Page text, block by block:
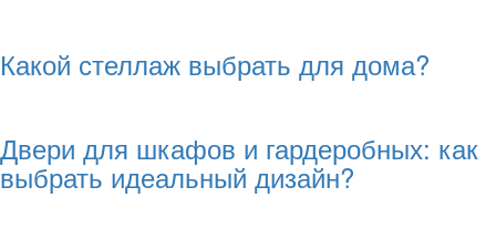
Какой стеллаж выбрать для дома?
Двери для шкафов и гардеробных: как
выбрать идеальный дизайн?